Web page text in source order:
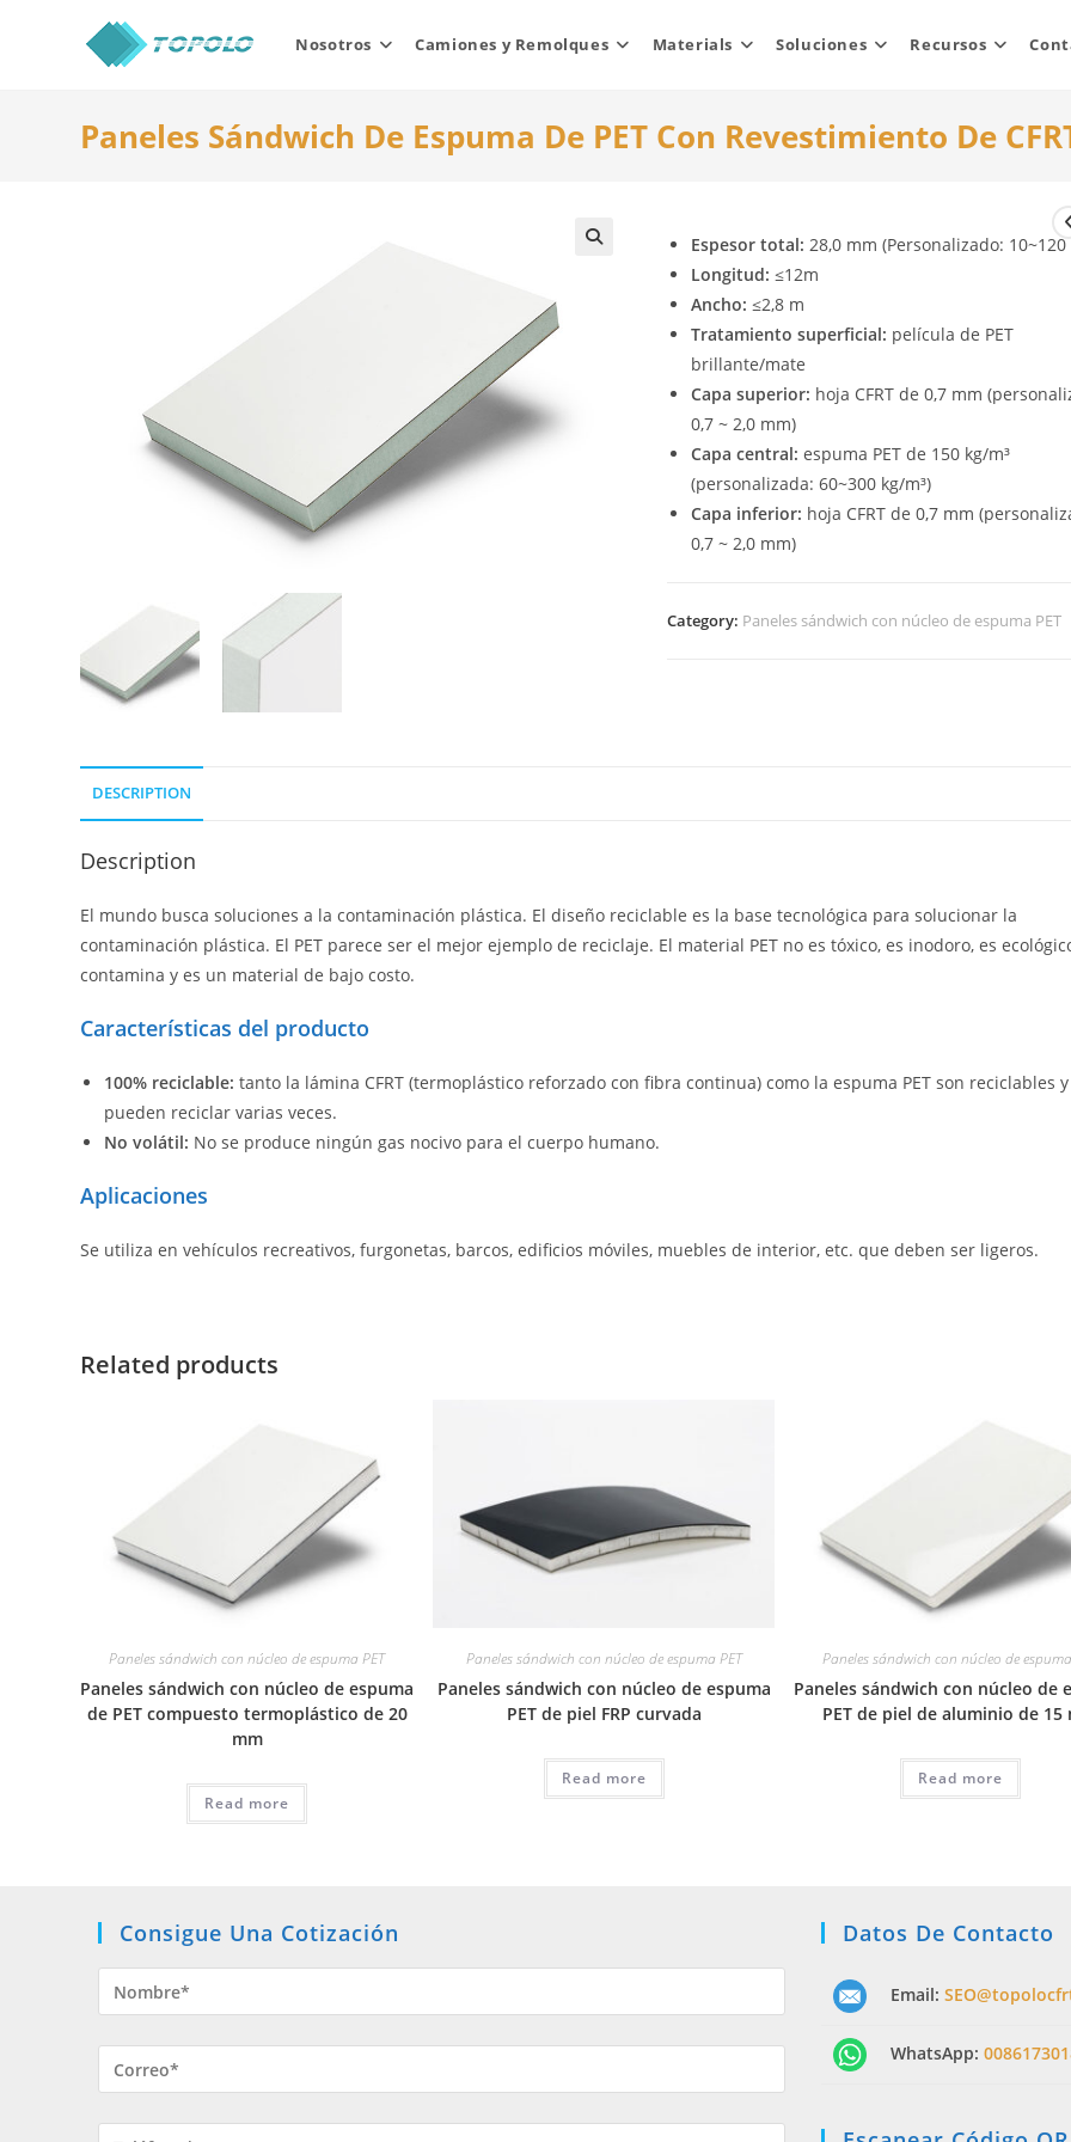
Nosotros Camiones y Remolques Materials Soluciones Recursos
Paneles Sándwich De Espuma De PET Con Revestimiento De
Espesor total: 28,0 mm (Personalizado:
Longitud: ≤12m
Ancho: ≤2,8 m
Tratamiento superficial: película de PET
brillante/mate
Capa superior: hoja CFRT de 0,7 mm
0,7 ~ 2,0 mm)
Capa central: espuma PET de 150 kg/m³
(personalizada: 60~300 kg/m³)
Capa inferior: hoja CFRT de 0,7 mm
0,7 ~ 2,0 mm)
Category: Paneles sándwich con núcleo de espuma PET
DESCRIPTION
Description
El mundo busca soluciones a la contaminación plástica. El diseño reciclable es la base tecnológica para solucionar la
contaminación plástica. El PET parece ser el mejor ejemplo de reciclaje. El material PET no es tóxico, es inodoro, es
contamina y es un material de bajo costo.
Características del producto
100% reciclable: tanto la lámina CFRT (termoplástico reforzado con fibra continua) como la espuma PET son reciclables
pueden reciclar varias veces.
No volátil: No se produce ningún gas nocivo para el cuerpo humano.
Aplicaciones
Se utiliza en vehículos recreativos, furgonetas, barcos, edificios móviles, muebles de interior, etc. que deben ser ligeros.
Related products
Paneles sándwich con núcleo de espuma PET
Paneles sándwich con núcleo de espuma
de PET compuesto termoplástico de 20
mm
Read more
Paneles sándwich con núcleo de espuma PET
Paneles sándwich con núcleo de espuma
PET de piel FRP curvada
Read more
Paneles sándwich con núcleo de
Paneles sándwich con núcleo de
PET de piel de aluminio de 15
Read more
Consigue Una Cotización Datos De Contacto
Email:
WhatsApp: